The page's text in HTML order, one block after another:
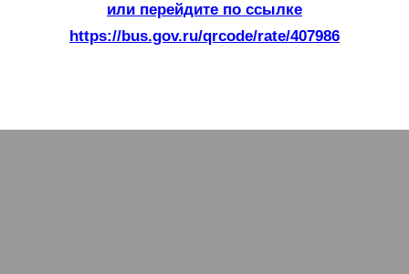
или перейдите по ссылке
https://bus.gov.ru/qrcode/rate/407986